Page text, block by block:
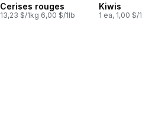
Cerises rouges
13,23 $/1kg 6,00 $/1lb
Kiwis
1 ea, 1,00 $/1ch